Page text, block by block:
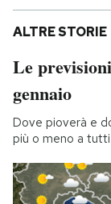
ALTRE STORIE
Le
gennaio
Dove pioverà e
più o meno a tutti